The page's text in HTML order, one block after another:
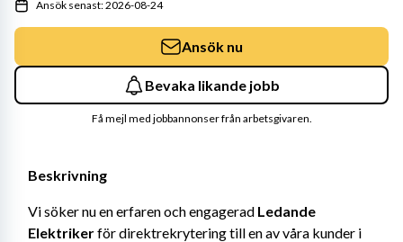
Beskrivning
Vi söker nu en erfaren och engagerad Ledande
Elektriker för direktrekrytering till en av våra kunder i
Ansök senast: 2026-08-24
Ansök nu
Bevaka likande jobb
Få mejl med jobbannonser från arbetsgivaren.